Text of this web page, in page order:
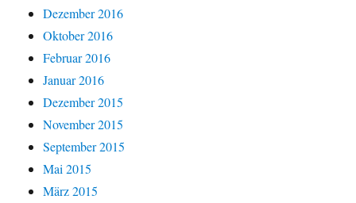
Dezember 2016
Oktober 2016
Februar 2016
Januar 2016
Dezember 2015
November 2015
September 2015
Mai 2015
März 2015